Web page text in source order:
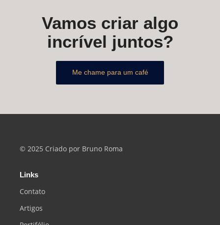
Vamos criar algo
incrível juntos?
Me chame para um café
© 2025 Criado por Bruno Roma
Links
Contato
Artigos